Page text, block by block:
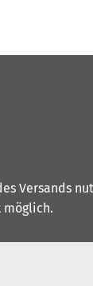
Versands
möglich.